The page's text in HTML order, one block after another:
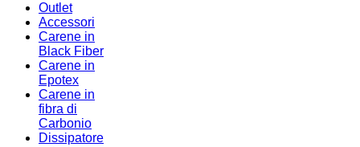
Outlet
Accessori
Carene in
Black Fiber
Carene in
Epotex
Carene in
fibra di
Carbonio
Dissipatore